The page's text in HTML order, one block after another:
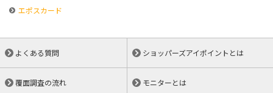
エポスカード
よくある質問 ショッパーズアイポイントとは
覆面調査の流れ モニターとは